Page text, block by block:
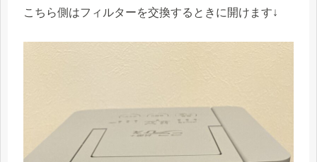
こちら側はフィルターを交換するときに開けます↓